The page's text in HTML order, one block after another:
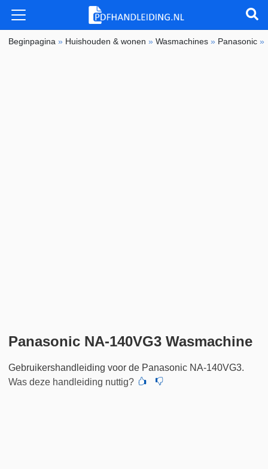
Beginpagina » Huishouden & wonen »Wasmachines » Panasonic »
Panasonic NA-140VG3 Wasmachine
Gebruikershandleiding voor de Panasonic NA-140VG3.
Was deze handleiding nuttig?